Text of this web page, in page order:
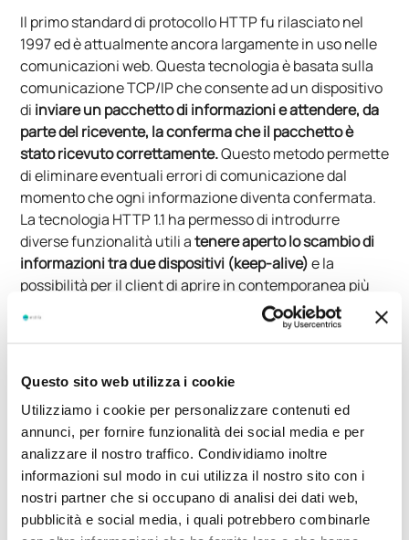
Questo sito web utilizza i cookie
Utilizziamo i cookie per personalizzare contenuti ed
annunci, per fornire funzionalità dei social media e per
analizzare il nostro traffico. Condividiamo inoltre
informazioni sul modo in cui utilizza il nostro sito con i
nostri partner che si occupano di analisi dei dati web,
pubblicità e social media, i quali potrebbero combinarle
Il primo standard di protocollo HTTP fu rilasciato nel
1997 ed è attualmente ancora largamente in uso nelle
comunicazioni web. Questa tecnologia è basata sulla
comunicazione TCP/IP che consente ad un dispositivo
di inviare un pacchetto di informazioni e attendere, da
parte del ricevente, la conferma che il pacchetto è
stato ricevuto correttamente.Questo metodo permette
di eliminare eventuali errori di comunicazione dal
momento che ogni informazione diventa confermata.
La tecnologia HTTP 1.1 ha permesso di introdurre
diverse funzionalità utili atenere aperto lo scambio di
informazioni tra due dispositivi (keep-alive)e la
possibilità per il client di aprire in contemporanea più
connessioni TCP/IP con il server in modo da richiedere
più flussi di informazioni simultaneamente.
sicurezza le informazioni criptandole tramite un
certificato di sicurezza SSL/TLS (TLS è il successore di
SSL).La connessione così composta prende il nome di
HTTPS e permette diproteggere lo scambio di
pacchetti tra due dispositivi inviando informazioni
codificate e autenticate.Questo aumento di sicurezza
ha però portato ad una diminuzione di performancein